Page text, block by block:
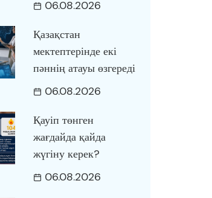
06.08.2026
Қазақстан
мектептерінде екі
пәннің атауы өзгереді
06.08.2026
Қауіп төнген
жағдайда қайда
жүгіну керек?
06.08.2026